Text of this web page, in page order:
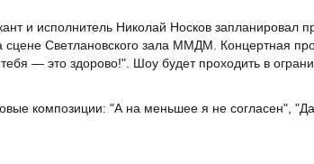
и исполнитель Николай Носков запланировал
сцене Светлановского зала ММДМ. Концертная
— это здорово!". Шоу будет проходить в
композиции: "А на меньшее я не согласен",